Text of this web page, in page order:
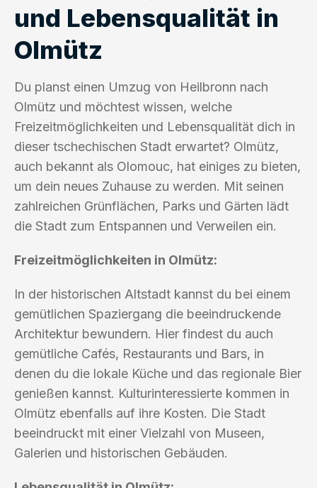
und Lebensqualität in
Olmütz
Du planst einen Umzug von Heilbronn nach
Olmütz und möchtest wissen, welche
Freizeitmöglichkeiten und Lebensqualität dich in
dieser tschechischen Stadt erwartet? Olmütz,
auch bekannt als Olomouc, hat einiges zu bieten,
um dein neues Zuhause zu werden. Mit seinen
zahlreichen Grünflächen, Parks und Gärten lädt
die Stadt zum Entspannen und Verweilen ein.
Freizeitmöglichkeiten in Olmütz:
In der historischen Altstadt kannst du bei einem
gemütlichen Spaziergang die beeindruckende
Architektur bewundern. Hier findest du auch
gemütliche Cafés, Restaurants und Bars, in
denen du die lokale Küche und das regionale Bier
genießen kannst. Kulturinteressierte kommen in
Olmütz ebenfalls auf ihre Kosten. Die Stadt
beeindruckt mit einer Vielzahl von Museen,
Galerien und historischen Gebäuden.